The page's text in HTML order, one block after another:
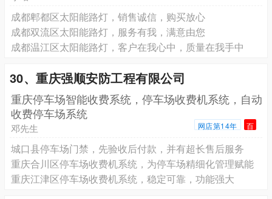
成都郫都区太阳能路灯，销售诚信，购买放心
成都双流区太阳能路灯，服务有我，满意由您
成都温江区太阳能路灯，客户在我心中，质量在我手中
30、重庆强顺安防工程有限公司
重庆停车场智能收费系统，停车场收费机系统，自动
收费停车场系统
邓先生 网店第14年 百
城口县停车场门禁，先验收后付款，并有超长售后服务
重庆合川区停车场收费机系统，为停车场精细化管理赋能
重庆江津区停车场收费机系统，稳定可靠，功能强大